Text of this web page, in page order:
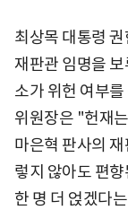
최상목 대통령
재판관 임명을
소가 위헌 여부
위원장은 "헌재
마은혁 판사의
렇지 않아도 편
한 명 더 얹겠다